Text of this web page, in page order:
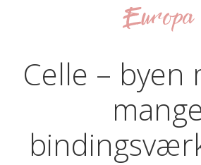
Europa
Celle – byen